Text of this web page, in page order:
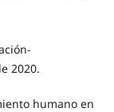
2020.
humano en